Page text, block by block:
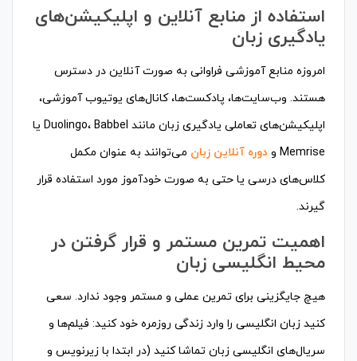
استفاده از منابع آنلاین و اپلیکیشن‌های
یادگیری زبان
امروزه منابع آموزشی فراوانی به صورت آنلاین در دسترس
هستند. وب‌سایت‌ها، پادکست‌ها، کانال‌های یوتیوب آموزشی،
اپلیکیشن‌های تعاملی یادگیری زبان مانند Duolingo، Babbel یا
Memrise و
دوره آنلاین زبان می‌توانند به عنوان مکمل
کلاس‌های درسی یا حتی به صورت خودآموز مورد استفاده قرار
گیرند.
اهمیت تمرین مستمر و قرار گرفتن در
محیط انگلیسی زبان
هیچ جایگزینی برای تمرین عملی و مستمر وجود ندارد. سعی
کنید زبان انگلیسی را وارد زندگی روزمره خود کنید: فیلم‌ها و
سریال‌های انگلیسی زبان تماشا کنید (در ابتدا با زیرنویس و